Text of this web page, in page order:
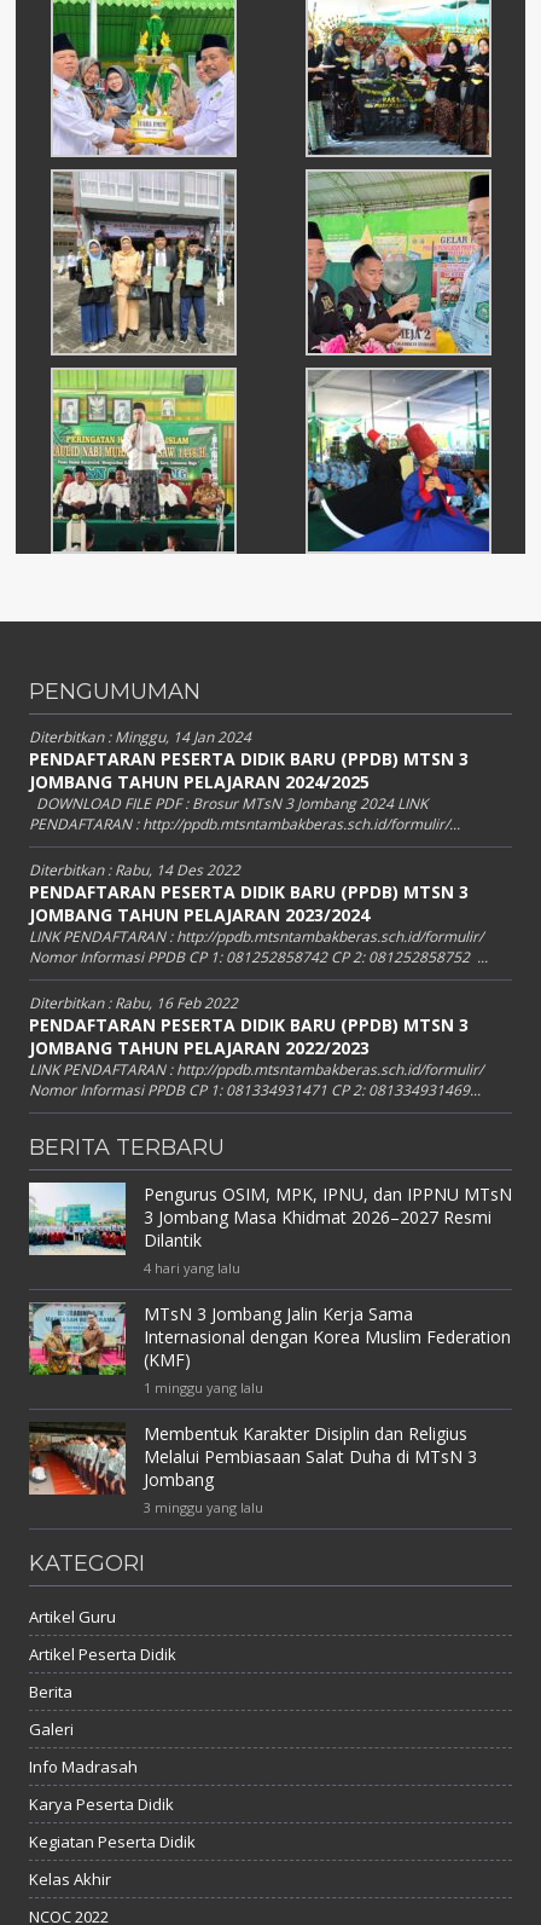
PENGUMUMAN
Diterbitkan :Minggu, 14 Jan 2024
PENDAFTARAN PESERTA DIDIK BARU (PPDB) MTSN 3
JOMBANG TAHUN PELAJARAN 2024/2025
DOWNLOAD FILE PDF : Brosur MTsN 3 Jombang 2024 LINK
PENDAFTARAN : http://ppdb.mtsntambakberas.sch.id/formulir/...
Diterbitkan :Rabu, 14 Des 2022
PENDAFTARAN PESERTA DIDIK BARU (PPDB) MTSN 3
JOMBANG TAHUN PELAJARAN 2023/2024
LINK PENDAFTARAN : http://ppdb.mtsntambakberas.sch.id/formulir/
Nomor Informasi PPDB CP 1: 081252858742 CP 2: 081252858752 ...
Diterbitkan :Rabu, 16 Feb 2022
PENDAFTARAN PESERTA DIDIK BARU (PPDB) MTSN 3
JOMBANG TAHUN PELAJARAN 2022/2023
LINK PENDAFTARAN : http://ppdb.mtsntambakberas.sch.id/formulir/
Nomor Informasi PPDB CP 1: 081334931471 CP 2: 081334931469...
BERITA TERBARU
Pengurus OSIM, MPK, IPNU, dan IPPNU MTsN
3 Jombang Masa Khidmat 2026–2027 Resmi
Dilantik
4 hari yang lalu
MTsN 3 Jombang Jalin Kerja Sama
Internasional dengan Korea Muslim Federation
(KMF)
1 minggu yang lalu
Membentuk Karakter Disiplin dan Religius
Melalui Pembiasaan Salat Duha di MTsN 3
Jombang
3 minggu yang lalu
KATEGORI
Artikel Guru
Artikel Peserta Didik
Berita
Galeri
Info Madrasah
Karya Peserta Didik
Kegiatan Peserta Didik
Kelas Akhir
NCOC 2022